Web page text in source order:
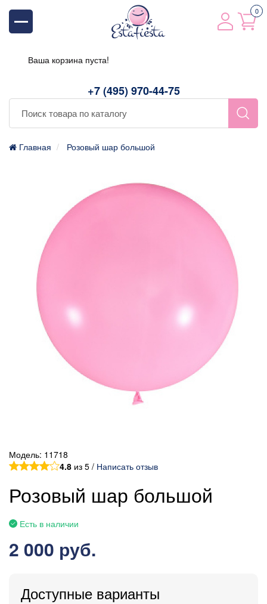
+7 (495) 970-44-75
0
Ваша корзина пуста!
Главная Розовый шар большой
Модель: 11718
4.8 из 5 / Написать отзыв
Розовый шар большой
Есть в наличии
2 000 руб.
Доступные варианты